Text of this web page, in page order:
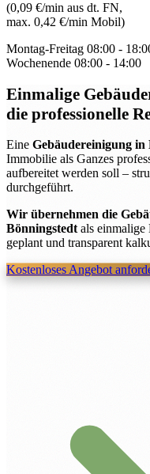
(0,09 €/min aus dt. FN,
max. 0,42 €/min Mobil)
Montag-Freitag 08:00 -
Wochenende 08:00 - 14:00
Einmalige
die professionelle
Eine Gebäudereinigung in
Immobilie als Ganzes
aufbereitet werden soll –
durchgeführt.
Wir übernehmen die
Bönningstedt als
geplant und transparent
Kostenloses Angebot